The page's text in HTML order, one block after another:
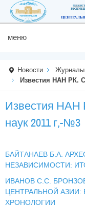
меню
Новости
Известия НАН РК.
Известия НАН
наук 2011 г,-№3
БАЙТАНАЕВ Б.А.
НЕЗАВИСИМОСТИ:
ИВАНОВ С.С.
ЦЕНТРАЛЬНОЙ
ХРОНОЛОГИИ